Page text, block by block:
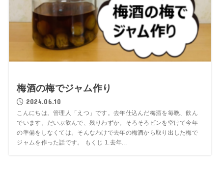
梅酒の梅でジャム作り
2024.06.10
こんにちは。管理人「えつ」です。去年仕込んだ梅酒を毎晩、飲ん
でいます。だいぶ飲んで、残りわずか。そろそろビンを空けて今年
の準備をしなくては。そんなわけで去年の梅酒から取り出した梅で
ジャムを作った話です。 もくじ 1.去年...